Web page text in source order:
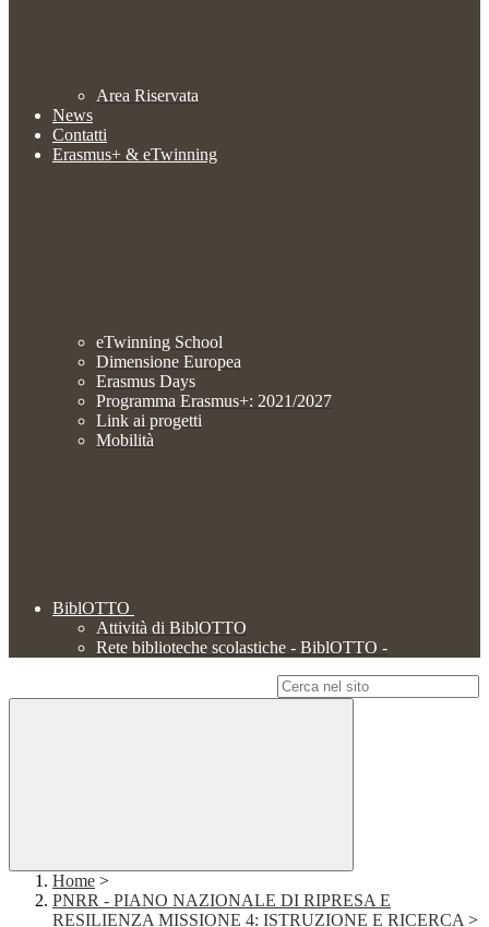
Area Riservata
News
Contatti
Erasmus+ & eTwinning
eTwinning School
Dimensione Europea
Erasmus Days
Programma Erasmus+: 2021/2027
Link ai progetti
Mobilità
BiblOTTO
Attività di BiblOTTO
Rete biblioteche scolastiche - BiblOTTO -
Home >
PNRR - PIANO NAZIONALE DI RIPRESA E
RESILIENZA MISSIONE 4: ISTRUZIONE E RICERCA >